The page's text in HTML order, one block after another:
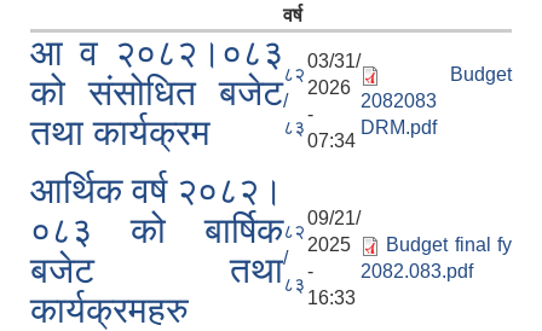
वर्ष
आ व २०८२।०८३
को संसोधित बजेट
तथा कार्यक्रम
८२
/
८३
03/31/
2026
-
07:34
Budget
2082083
DRM.pdf
आर्थिक वर्ष २०८२।
०८३ को बार्षिक
बजेट तथा
कार्यक्रमहरु
८२
/
८३
09/21/
2025
-
16:33
Budget final fy
2082.083.pdf